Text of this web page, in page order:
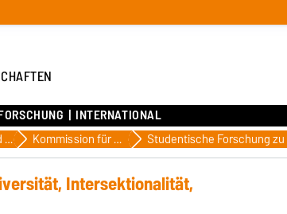
INTERNATIONAL
Ausschüsse und Kommissionen Kommission für Gleichstellung und Chancengleichheit
Intersektionalität,